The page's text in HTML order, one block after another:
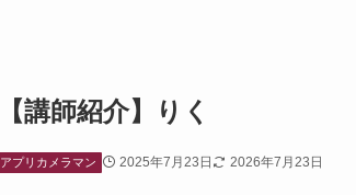
【講師紹介】りく
アプリカメラマン 2025年7月23日 2026年7月23日